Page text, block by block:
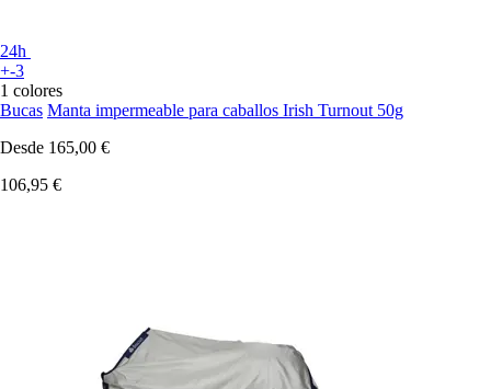
24h
+-3
1 colores
Bucas Manta impermeable para caballos Irish Turnout 50g
Desde 165,00 €
106,95 €